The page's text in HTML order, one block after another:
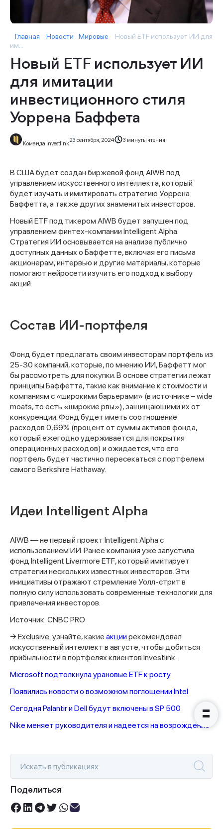
Главная Новости Мировые
Новый ETF использует ИИ для
им...
Новый ETF использует ИИ
для имитации
инвестиционного стиля
Уоррена Баффета
Команда Investlink
23 сентября, 2024 3 минуты чтения
В США будет создан биржевой фонд AIWB под
управлением искусственного интеллекта, который
будет изучать и имитировать стратегию Уоррена
Баффетта, а также других знаменитых инвесторов.
Новый ETF под тикером AIWB будет запущен под
управлением финтех-компании Intelligent Alpha.
Стратегия ИИ основывается на анализе публично
доступных данных о Баффетте, включая его письма
акционерам, интервью и другие материалы, которые
помогают нейросети изучить его подход к выбору
акций.
Состав ИИ-портфеля
Фонд будет предлагать своим инвесторам портфель из
25-30 компаний, которые, по мнению ИИ, Баффетт мог
бы рассмотреть для покупки. В основе стратегии лежат
принципы Баффетта, такие как внимание к стоимости и
компаниям с «широкими барьерами» (в источнике – wide
moats, то есть «широкие рвы»), защищающими их от
конкуренции. Фонд будет иметь соотношение
расходов 0,69% (процент от суммы активов фонда,
который ежегодно удерживается для покрытия
операционных расходов) и ожидается, что его
портфель будет частично пересекаться с портфелем
самого Berkshire Hathaway.
Идеи Intelligent Alpha
AIWB — не первый проект Intelligent Alpha с
использованием ИИ. Ранее компания уже запустила
фонд Intelligent Livermore ETF, который имитирует
стратегии нескольких известных инвесторов. Эти
инициативы отражают стремление Уолл-стрит в
полную силу использовать современные технологии для
привлечения инвесторов.
Источник: CNBC PRO
→ Exclusive: узнайте, какие акциирекомендовал
искусственный интеллект в августе, чтобы добиться
прибыльности в портфелях клиентов Investlink.
Microsoft подтолкнула урановые ETF к росту
Появились новости о возможном поглощении Intel
Сегодня Palantir и Dell будут включены в SP 500
Nike меняет руководителя и надеется на возрождение
Поделиться
Спасибо за заявку
Наши консультанты свяжутся с
вами в ближайшее время